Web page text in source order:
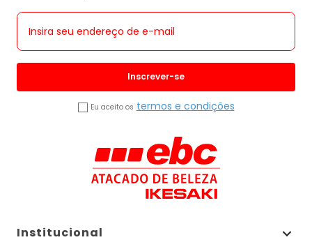
Inscrever-se
Eu aceito os termos e condições
Institucional